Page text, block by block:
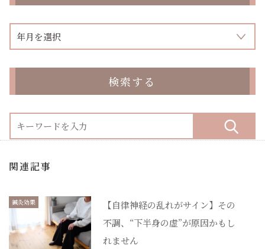
検索する
関連記事
鍼灸効果
【自律神経の乱れがサイン】その
不調、“下半身の虚”が原因かもし
れません